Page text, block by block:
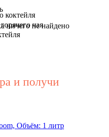
коктейля
чая
ничего не найдено
и получи